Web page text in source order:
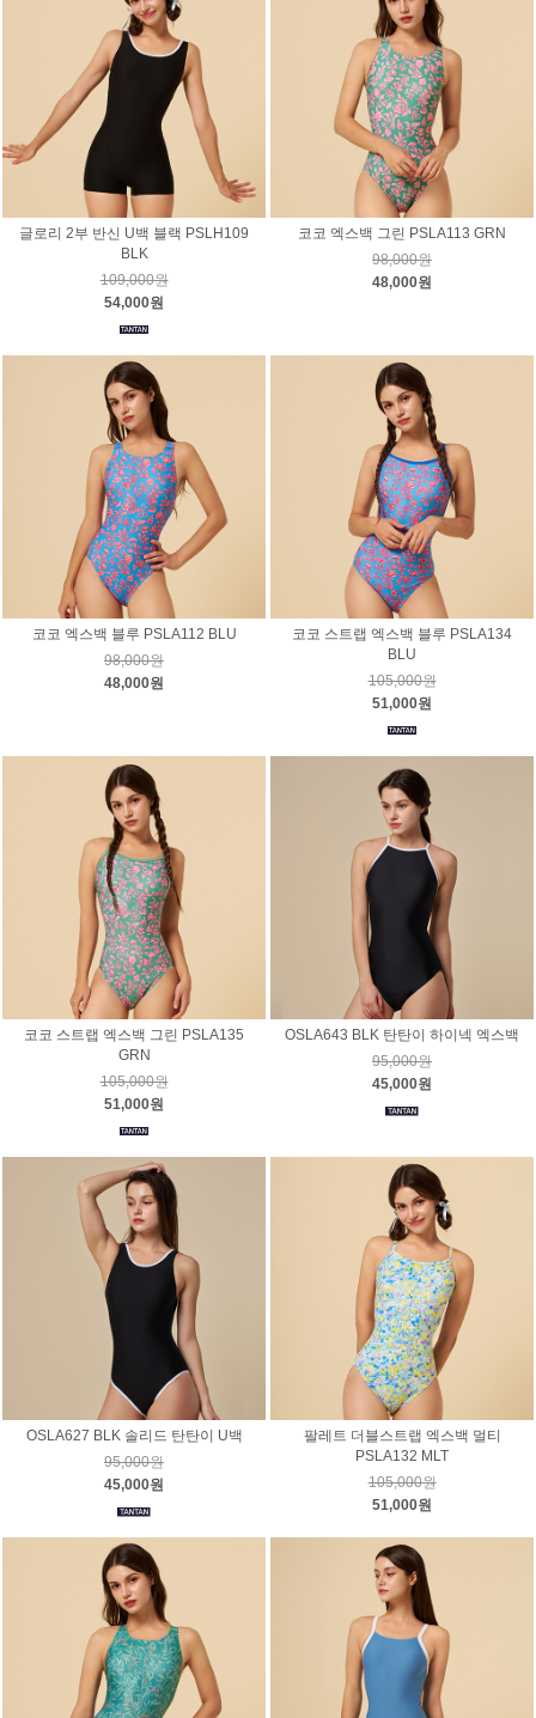
글로리 2부 반신 U백 블랙 PSLH109
BLK
109,000원
54,000원
코코 엑스백 그린 PSLA113 GRN
98,000원
48,000원
코코 엑스백 블루 PSLA112 BLU
98,000원
48,000원
코코 스트랩 엑스백 블루 PSLA134
BLU
105,000원
51,000원
코코 스트랩 엑스백 그린 PSLA135
GRN
105,000원
51,000원
OSLA643 BLK 탄탄이 하이넥 엑스백
95,000원
45,000원
OSLA627 BLK 솔리드 탄탄이 U백
95,000원
45,000원
팔레트 더블스트랩 엑스백 멀티
PSLA132 MLT
105,000원
51,000원